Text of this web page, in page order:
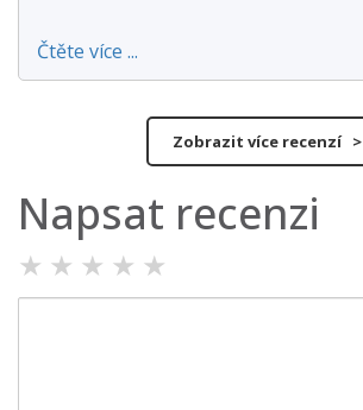
Čtěte více ...
Zobrazit více recenzí >
Napsat recenzi
★ ★ ★ ★ ★